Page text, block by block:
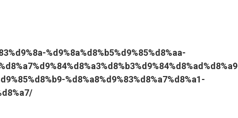
%d9%8a%d8%b5%d9%85%d8%aa-
%d8%a8%d9%83%d8%a7%d8%a1-